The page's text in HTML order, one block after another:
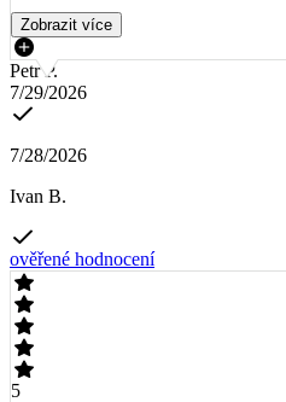
Zobrazit více
Petr P.
7/29/2026
7/28/2026
Ivan B.
ověřené hodnocení
5